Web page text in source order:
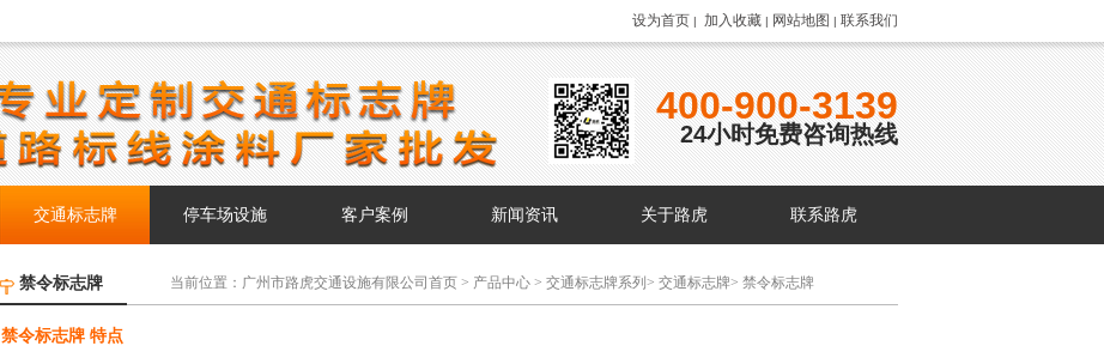
设为首页 | 加入收藏 | 网站地图 | 联系我们
400-900-3139
24小时免费咨询热线
交通标志牌 停车场设施 客户案例 新闻资讯 关于路虎 联系路虎
禁令标志牌 当前位置： 广州市路虎交通设施有限公司首页 > 产品中心 > 交通标志牌系列 > 交通标志牌> 禁令标志牌
禁令标志牌 特点